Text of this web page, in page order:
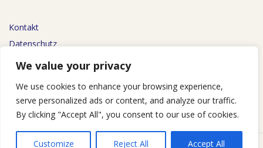
We value your privacy
We use cookies to enhance your browsing experience,
serve personalized ads or content, and analyze our traffic.
By clicking "Accept All", you consent to our use of cookies.
Customize Reject All Accept All
Kontakt
Datenschutz
Impressum